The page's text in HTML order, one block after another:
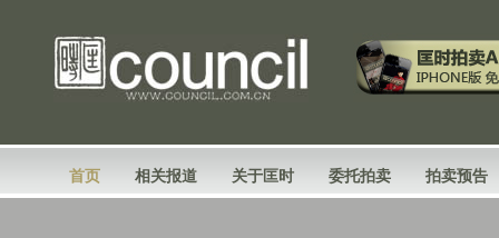
首页 相关报道 关于匡时 委托拍卖 拍卖预告